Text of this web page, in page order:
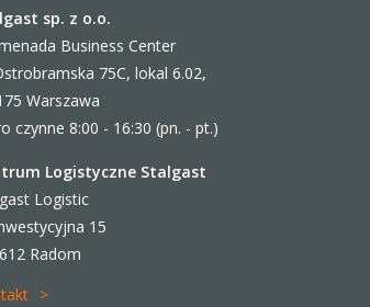
sp. z o.o.
Business Center
75C, lokal 6.02,
Warszawa
czynne 8:00 - 16:30 (pn. - pt.)
Logistyczne Stalgast
Logistic
15
Radom